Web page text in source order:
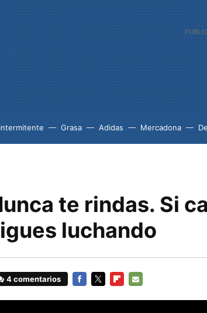
Grasa Adidas Mercadona
te rindas. Si
luchando
4 comentarios